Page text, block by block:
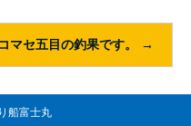
マセ五目の釣果です。 →
船富士丸